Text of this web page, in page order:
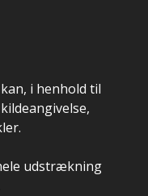
i henhold til
udstrækning